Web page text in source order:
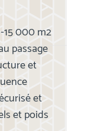
15 000 m2
passage
et
et
et poids